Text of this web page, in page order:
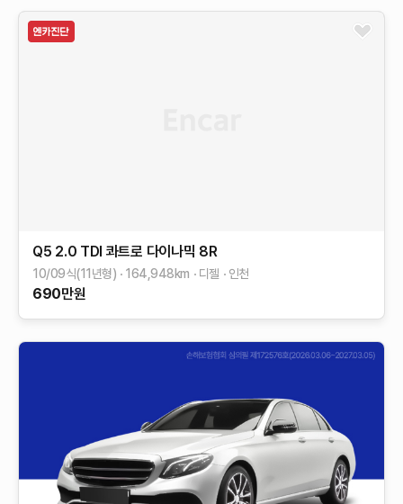
Q5 2.0 TDI 콰트로 다이나믹 8R
10/09식(11년형) 164,948km 디젤 인천
690만원